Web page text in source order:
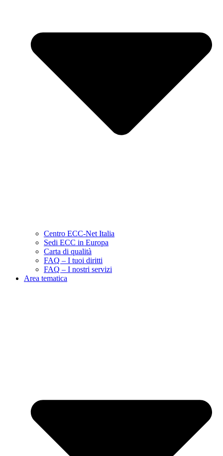
Centro ECC-Net Italia
Sedi ECC in Europa
Carta di qualità
FAQ – I tuoi diritti
FAQ – I nostri servizi
Area tematica